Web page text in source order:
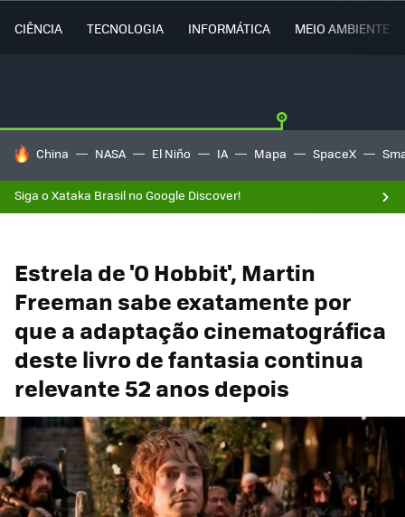
CIÊNCIA TECNOLOGIA INFORMÁTICA MEIO AMBIENTE
TENDÊNCIAS DO DIA
China NASA El Niño IA Mapa SpaceX
Siga o Xataka Brasil no Google Discover!
Estrela de 'O Hobbit', Martin
Freeman sabe exatamente por
que a adaptação cinematográfica
deste livro de fantasia continua
relevante 52 anos depois